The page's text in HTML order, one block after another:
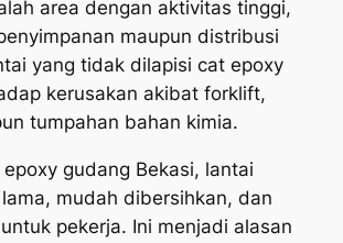
area dengan aktivitas tinggi,
maupun distribusi
yang tidak dilapisi cat epoxy
kerusakan akibat forklift,
tumpahan bahan kimia.
gudang Bekasi, lantai
mudah dibersihkan, dan
pekerja. Ini menjadi alasan